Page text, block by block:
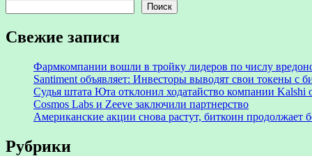
Поиск
Свежие записи
Фармкомпании вошли в тройку лидеров по числу
Santiment объявляет: Инвесторы выводят свои токены
Судья штата Юта отклонил ходатайство компании
Cosmos Labs и Zeeve заключили партнерство
Американские акции снова растут, биткоин продолжает
Рубрики